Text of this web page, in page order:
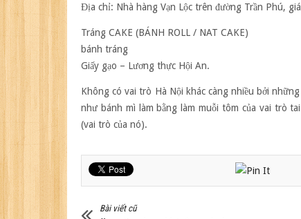
Địa chỉ: Nhà hàng Vạn Lộc trên đường Trần Phú,
Tráng CAKE (BÁNH ROLL / NAT CAKE)
bánh tráng
Giấy gạo – Lương thực Hội An.
Không có vai trò Hà Nội khác càng nhiều bởi
như bánh mì làm bằng làm muỗi tôm của vai trò
(vai trò của nó).
Bài viết cũ